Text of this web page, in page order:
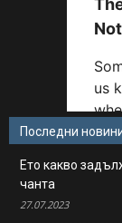
Последни
Ето какво
чанта
27.07.2023